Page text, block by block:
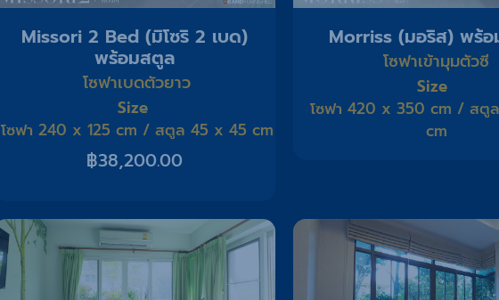
Missori 2 Bed (มิโซริ 2 เบด)
พร้อมสตูล
โซฟาเบดตัวยาว
Size
โซฟา 240 x 125 cm / สตูล 45 x 45 cm
฿38,200.00
Morriss (มอริส) พร้
โซฟาเข้ามุมตัวซี
Size
โซฟา 420 x 350 cm / สตู
cm